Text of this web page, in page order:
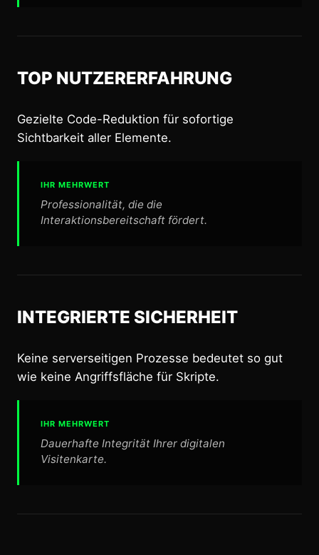
TOP NUTZERERFAHRUNG
Gezielte Code-Reduktion für sofortige
Sichtbarkeit aller Elemente.
IHR MEHRWERT
Professionalität, die die
Interaktionsbereitschaft fördert.
INTEGRIERTE SICHERHEIT
Keine serverseitigen Prozesse bedeutet so gut
wie keine Angriffsfläche für Skripte.
IHR MEHRWERT
Dauerhafte Integrität Ihrer digitalen
Visitenkarte.